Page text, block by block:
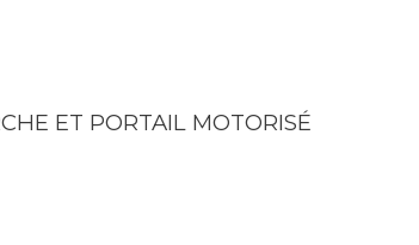
ET PORTAIL MOTORISÉ